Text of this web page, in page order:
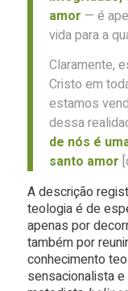
amor — é
vida para a
Claramente,
Cristo em
estamos
dessa
de nós é
santo amor
A descrição
teologia é de
apenas por
também por
conhecimento
sensacionalista